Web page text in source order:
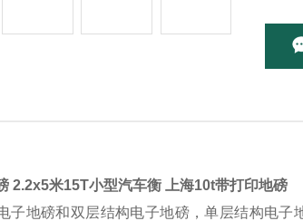
2.2x5米15T小型汽车衡 上海10t带打印地磅
子地磅和双层结构电子地磅，单层结构电